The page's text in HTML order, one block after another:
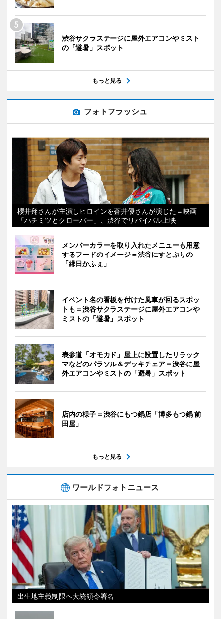
渋谷サクラステージに屋外エアコンやミスト
の「避暑」スポット
もっと見る
フォトフラッシュ
櫻井翔さんが主演しヒロインを蒼井優さんが演じた＝映画
「ハチミツとクローバー」、渋谷でリバイバル上映
メンバーカラーを取り入れたメニューも用意
するフードのイメージ＝渋谷にすとぷりの
「縁日かふぇ」
イベント名の看板を付けた風車が回るスポッ
トも＝渋谷サクラステージに屋外エアコンや
ミストの「避暑」スポット
表参道「オモカド」屋上に設置したリラック
マなどのパラソル＆デッキチェア＝渋谷に屋
外エアコンやミストの「避暑」スポット
店内の様子＝渋谷にもつ鍋店「博多もつ鍋 前
田屋」
もっと見る
ワールドフォトニュース
出生地主義制限へ大統領令署名